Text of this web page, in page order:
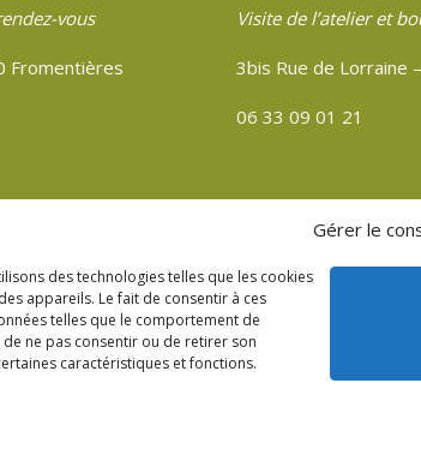
Gérer le
des technologies telles que les cookies
appareils. Le fait de consentir à ces
telles que le comportement de
ne pas consentir ou de retirer son
caractéristiques et fonctions.
vous
Fromentières
Visite de l’atelier et
3bis Rue de Lorraine
06 33 09 01 21